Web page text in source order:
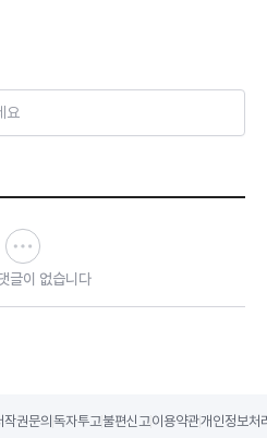
요
글이 없습니다
작권문의 독자투고불편신고이용약관개인정보처